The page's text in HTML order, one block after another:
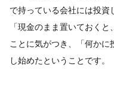
で持っている会社には投
「現金のまま置いておく
ことに気がつき、「何か
し始めたということです。